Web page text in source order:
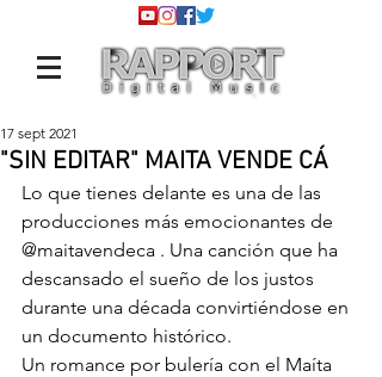
"SIN EDITAR" MAITA VENDE CÁ
17 sept 2021
Lo que tienes delante es una de las
producciones más emocionantes de
@maitavendeca . Una canción que ha
descansado el sueño de los justos
durante una década convirtiéndose en
un documento histórico.
Un romance por bulería con el Maíta